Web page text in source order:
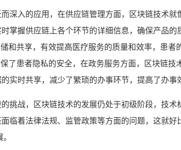
深入的应用，在供应链管理方面，区块链技术
掌握供应链上各个环节的详细信息，确保产品
和共享，有效提高医疗服务的质量和效率，患
了患者隐私的安全，在政务服务方面，区块链
实时共享，减少了繁琐的办事环节，提高了办事
挑战，区块链技术的发展仍处于初级阶段，技
临着法律法规、监管政策等方面的问题，这就